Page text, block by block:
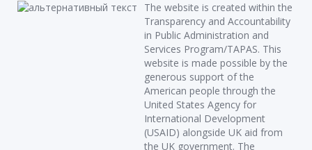
The website is created within the
Transparency and Accountability
in Public Administration and
Services Program/TAPAS. This
website is made possible by the
generous support of the
American people through the
United States Agency for
International Development
(USAID) alongside UK aid from
the UK government. The